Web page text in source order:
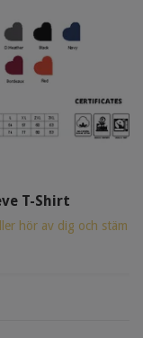
T-Shirt
hör av dig och stäm